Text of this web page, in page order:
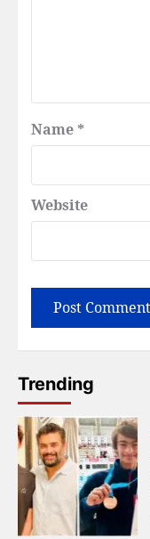
Name *
Website
Trending